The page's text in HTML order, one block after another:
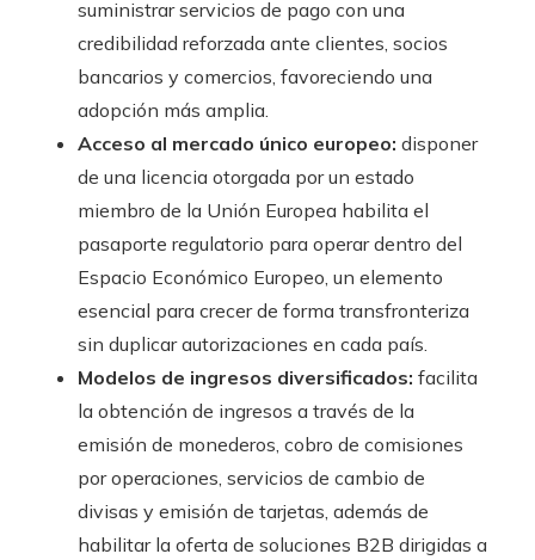
suministrar servicios de pago con una
credibilidad reforzada ante clientes, socios
bancarios y comercios, favoreciendo una
adopción más amplia.
Acceso al mercado único europeo: disponer
de una licencia otorgada por un estado
miembro de la Unión Europea habilita el
pasaporte regulatorio para operar dentro del
Espacio Económico Europeo, un elemento
esencial para crecer de forma transfronteriza
sin duplicar autorizaciones en cada país.
Modelos de ingresos diversificados: facilita
la obtención de ingresos a través de la
emisión de monederos, cobro de comisiones
por operaciones, servicios de cambio de
divisas y emisión de tarjetas, además de
habilitar la oferta de soluciones B2B dirigidas a